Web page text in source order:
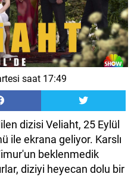
saat 17:49
dizisi Veliaht, 25 Eylül
ile ekrana geliyor. Karslı
beklenmedik
diziyi heyecan dolu bir